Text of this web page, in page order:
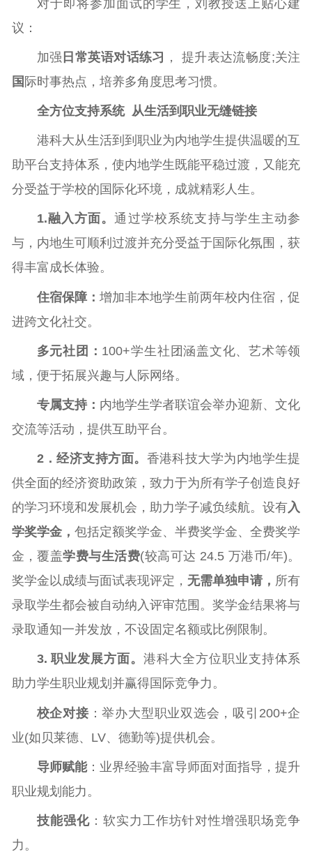
对于即将参加面试的学生，刘教授送上贴心建
议：
加强 日常英语对话练习 ， 提升表达流畅度;关注
国 际时事热点，培养多角度思考习惯。
全方位支持系统 从生活到职业无缝链接
港科大从生活到到职业为内地学生提供温暖的互
助平台支持体系，使内地学生既能平稳过渡，又能充
分受益于学校的国际化环境，成就精彩人生。
1.融入方面。通过学校系统支持与学生主动参
与，内地生可顺利过渡并充分受益于国际化氛围，获
得丰富成长体验。
住宿保障： 增加非本地学生前两年校内住宿，促
进跨文化社交。
多元社团： 100+学生社团涵盖文化、艺术等领
域，便于拓展兴趣与人际网络。
专属支持： 内地学生学者联谊会举办迎新、文化
交流等活动，提供互助平台。
2．经济支持方面。 香港科技大学为内地学生提
供全面的经济资助政策，致力于为所有学子创造良好
的学习环境和发展机会，助力学子减负续航。设有入
学奖学金， 包括定额奖学金、半费奖学金、全费奖学
金，覆盖学费与生活费(较高可达 24.5 万港币/年)。
奖学金以成绩与面试表现评定， 无需单独申请， 所有
录取学生都会被自动纳入评审范围。奖学金结果将与
录取通知一并发放，不设固定名额或比例限制。
3. 职业发展方面。 港科大全方位职业支持体系
助力学生职业规划并赢得国际竞争力。
校企对接 ：举办大型职业双选会，吸引200+企
业(如贝莱德、LV、德勤等)提供机会。
导师赋能：业界经验丰富导师面对面指导，提升
职业规划能力。
技能强化：软实力工作坊针对性增强职场竞争
力。